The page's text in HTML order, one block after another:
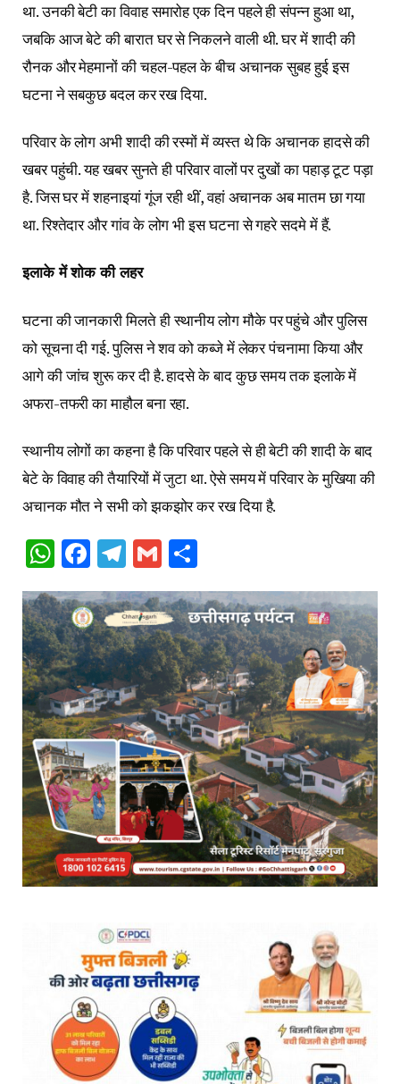
था. उनकी बेटी का विवाह समारोह एक दिन पहले ही संपन्न हुआ था,
जबकि आज बेटे की बारात घर से निकलने वाली थी. घर में शादी की
रौनक और मेहमानों की चहल-पहल के बीच अचानक सुबह हुई इस
घटना ने सबकुछ बदल कर रख दिया.
परिवार के लोग अभी शादी की रस्मों में व्यस्त थे कि अचानक हादसे की
खबर पहुंची. यह खबर सुनते ही परिवार वालों पर दुखों का पहाड़ टूट पड़ा
है. जिस घर में शहनाइयां गूंज रही थीं, वहां अचानक अब मातम छा गया
था. रिश्तेदार और गांव के लोग भी इस घटना से गहरे सदमे में हैं.
इलाके में शोक की लहर
घटना की जानकारी मिलते ही स्थानीय लोग मौके पर पहुंचे और पुलिस
को सूचना दी गई. पुलिस ने शव को कब्जे में लेकर पंचनामा किया और
आगे की जांच शुरू कर दी है. हादसे के बाद कुछ समय तक इलाके में
अफरा-तफरी का माहौल बना रहा.
स्थानीय लोगों का कहना है कि परिवार पहले से ही बेटी की शादी के बाद
बेटे के विवाह की तैयारियों में जुटा था. ऐसे समय में परिवार के मुखिया की
अचानक मौत ने सभी को झकझोर कर रख दिया है.
WhatsApp
Facebook
Telegram
Gmail